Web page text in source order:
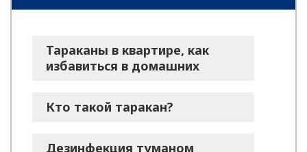
Тараканы в квартире, как
избавиться в домашних
Кто такой таракан?
Дезинфекция туманом